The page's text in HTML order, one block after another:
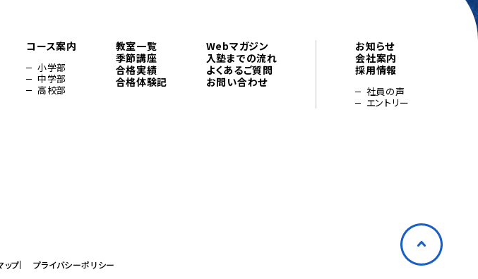
コース案内
小学部
中学部
高校部
教室一覧
季節講座
合格実績
合格体験記
Webマガジン
入塾までの流れ
よくあるご質問
お問い合わせ
お知らせ
会社案内
採用情報
社員の声
エントリー
ップ プライバシーポリシー